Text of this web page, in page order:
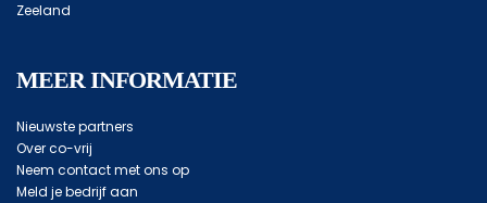
Zeeland
MEER INFORMATIE
Nieuwste partners
Over co-vrij
Neem contact met ons op
Meld je bedrijf aan